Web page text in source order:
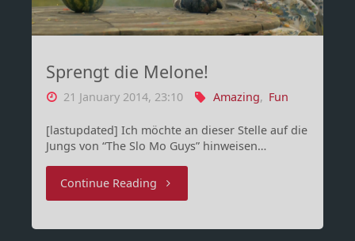
ungesunde
Variante…"
Sprengt die Melone!
21 January 2014, 23:10 Amazing, Fun
[lastupdated] Ich möchte an dieser Stelle auf die
Jungs von “The Slo Mo Guys” hinweisen…
Continue Reading"Sprengt